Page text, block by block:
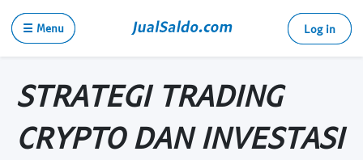
☰ Menu Log in
STRATEGI TRADING
CRYPTO DAN INVESTASI